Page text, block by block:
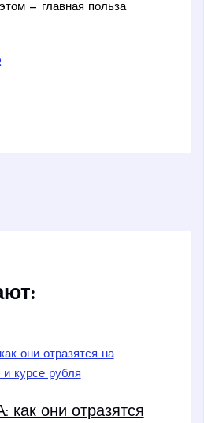
— главная польза
они отразятся